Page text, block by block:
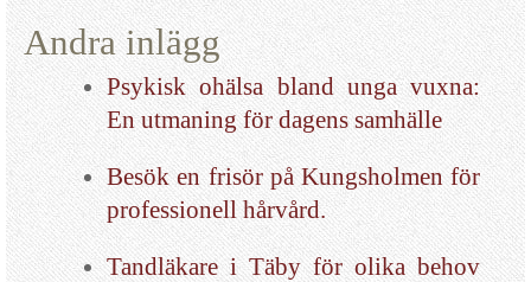
Andra inlägg
Psykisk ohälsa bland unga vuxna:
En utmaning för dagens samhälle
Besök en frisör på Kungsholmen för
professionell hårvård.
Tandläkare i Täby för olika behov